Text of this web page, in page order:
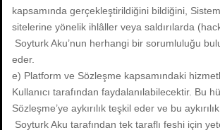
kapsamında gerçekleştirildiğini bildiğini, Sistem
sitelerine yönelik ihlâller veya saldırılarda
Soyturk Aku’nun herhangi bir sorumluluğu
eder.
e) Platform ve Sözleşme kapsamındaki
Kullanıcı tarafından faydalanılabilecektir. Bu
Sözleşme’ye aykırılık teşkil eder ve bu
Soyturk Aku tarafından tek taraflı feshi için